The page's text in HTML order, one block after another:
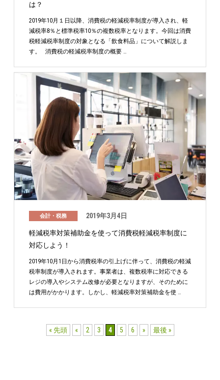
は？
2019年10月１日以降、消費税の軽減税率制度が導入され、軽
減税率8％と標準税率10％の複数税率となります。今回は消費
税軽減税率制度の対象となる「飲食料品」について解説しま
す。 消費税の軽減税率制度の概要 …
会計・税務 2019年3月4日
軽減税率対策補助金を使って消費税軽減税率制度に
対応しよう！
2019年10月1日から消費税率の引上げに伴って、消費税の軽減
税率制度が導入されます。事業者は、複数税率に対応できる
レジの導入やシステム改修が必要となりますが、そのために
は費用がかかります。しかし、軽減税率対策補助金を使 …
« 先頭 « 2 3 4 5 6 » 最後 »